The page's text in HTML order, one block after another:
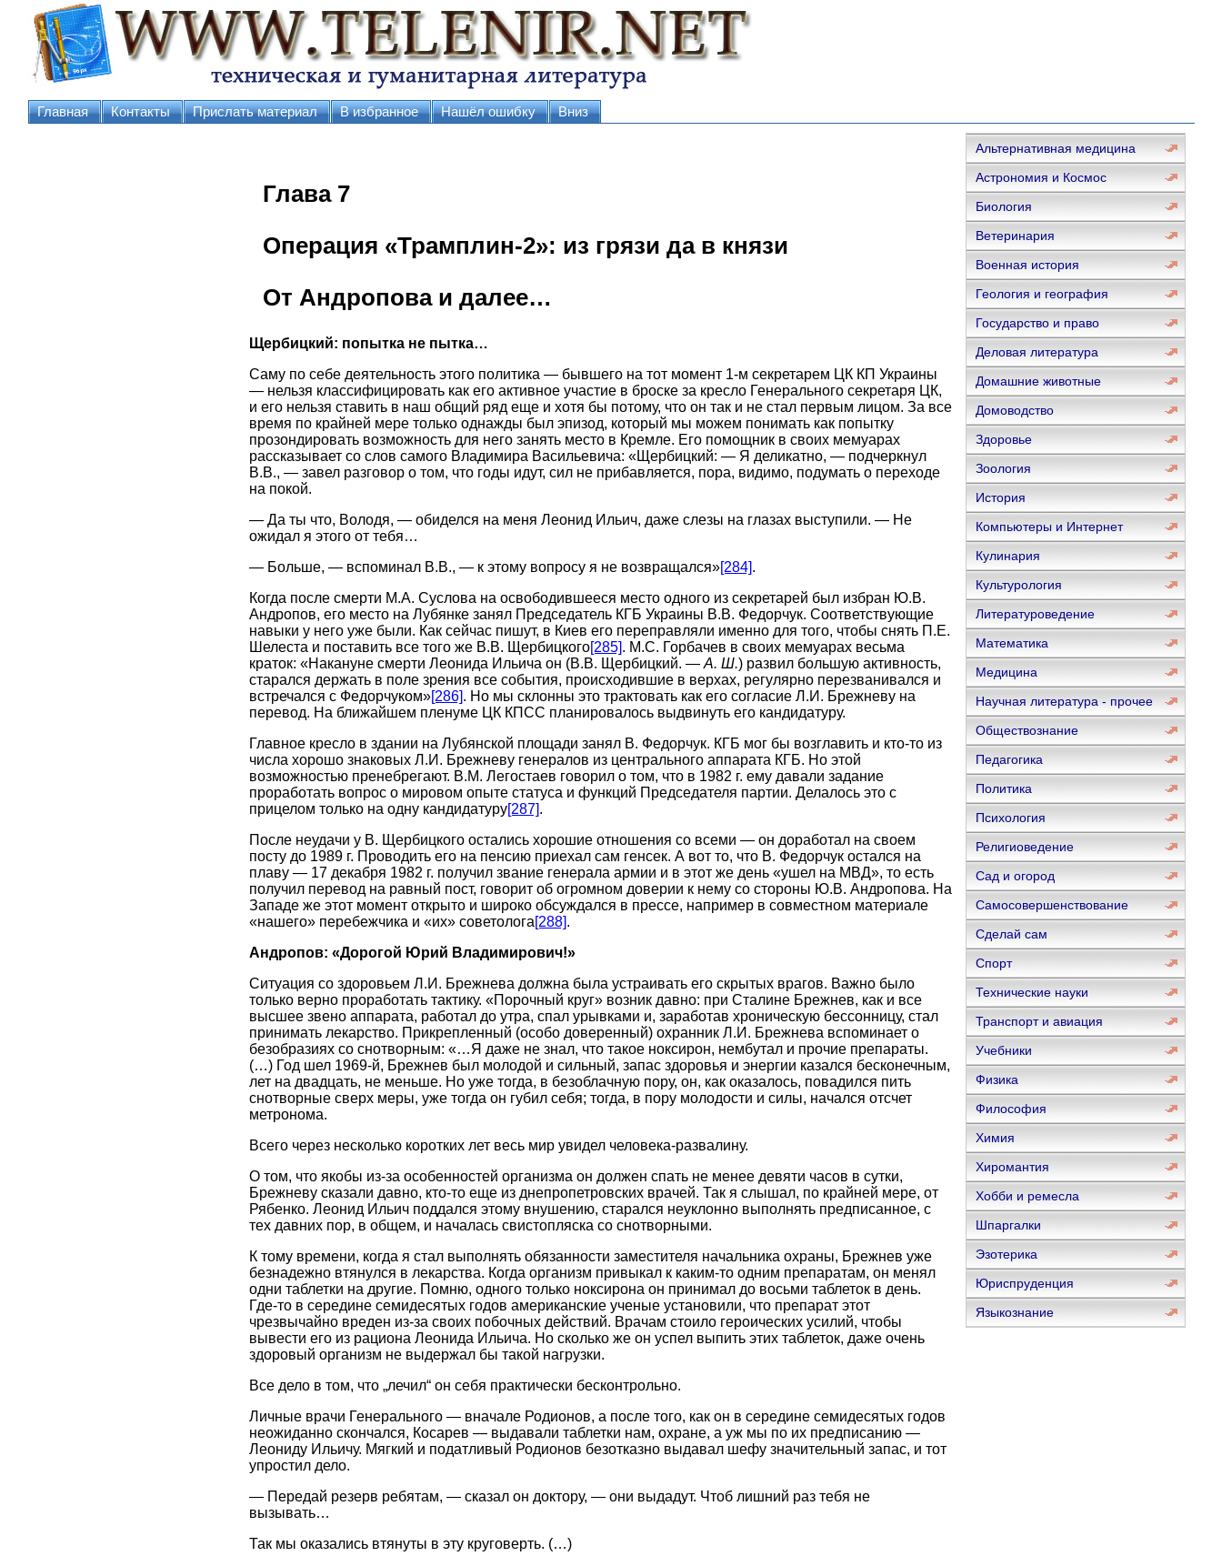
Главная Контакты Прислать материал В избранное Нашёл ошибку Вниз
Глава 7
Операция «Трамплин-2»: из грязи да в князи
От Андропова и далее…
Щербицкий: попытка не пытка…
Саму по себе деятельность этого политика — бывшего на тот момент 1-м секретарем ЦК КП Украины
— нельзя классифицировать как его активное участие в броске за кресло Генерального секретаря ЦК,
и его нельзя ставить в наш общий ряд еще и хотя бы потому, что он так и не стал первым лицом. За все
время по крайней мере только однажды был эпизод, который мы можем понимать как попытку
прозондировать возможность для него занять место в Кремле. Его помощник в своих мемуарах
рассказывает со слов самого Владимира Васильевича: «Щербицкий: — Я деликатно, — подчеркнул
В.В., — завел разговор о том, что годы идут, сил не прибавляется, пора, видимо, подумать о переходе
на покой.
— Да ты что, Володя, — обиделся на меня Леонид Ильич, даже слезы на глазах выступили. — Не
ожидал я этого от тебя…
— Больше, — вспоминал В.В., — к этому вопросу я не возвращался»[284].
Когда после смерти М.А. Суслова на освободившееся место одного из секретарей был избран Ю.В.
Андропов, его место на Лубянке занял Председатель КГБ Украины В.В. Федорчук. Соответствующие
навыки у него уже были. Как сейчас пишут, в Киев его переправляли именно для того, чтобы снять П.Е.
Шелеста и поставить все того же В.В. Щербицкого[285]. М.С. Горбачев в своих мемуарах весьма
краток: «Накануне смерти Леонида Ильича он (В.В. Щербицкий. — А. Ш.) развил большую активность,
старался держать в поле зрения все события, происходившие в верхах, регулярно перезванивался и
встречался с Федорчуком»[286]. Но мы склонны это трактовать как его согласие Л.И. Брежневу на
перевод. На ближайшем пленуме ЦК КПСС планировалось выдвинуть его кандидатуру.
Главное кресло в здании на Лубянской площади занял В. Федорчук. КГБ мог бы возглавить и кто-то из
числа хорошо знаковых Л.И. Брежневу генералов из центрального аппарата КГБ. Но этой
возможностью пренебрегают. В.М. Легостаев говорил о том, что в 1982 г. ему давали задание
проработать вопрос о мировом опыте статуса и функций Председателя партии. Делалось это с
прицелом только на одну кандидатуру[287].
После неудачи у В. Щербицкого остались хорошие отношения со всеми — он доработал на своем
посту до 1989 г. Проводить его на пенсию приехал сам генсек. А вот то, что В. Федорчук остался на
плаву — 17 декабря 1982 г. получил звание генерала армии и в этот же день «ушел на МВД», то есть
получил перевод на равный пост, говорит об огромном доверии к нему со стороны Ю.В. Андропова. На
Западе же этот момент открыто и широко обсуждался в прессе, например в совместном материале
«нашего» перебежчика и «их» советолога[288].
Андропов: «Дорогой Юрий Владимирович!»
Ситуация со здоровьем Л.И. Брежнева должна была устраивать его скрытых врагов. Важно было
только верно проработать тактику. «Порочный круг» возник давно: при Сталине Брежнев, как и все
высшее звено аппарата, работал до утра, спал урывками и, заработав хроническую бессонницу, стал
принимать лекарство. Прикрепленный (особо доверенный) охранник Л.И. Брежнева вспоминает о
безобразиях со снотворным: «…Я даже не знал, что такое ноксирон, нембутал и прочие препараты.
(…) Год шел 1969-й, Брежнев был молодой и сильный, запас здоровья и энергии казался бесконечным,
лет на двадцать, не меньше. Но уже тогда, в безоблачную пору, он, как оказалось, повадился пить
снотворные сверх меры, уже тогда он губил себя; тогда, в пору молодости и силы, начался отсчет
метронома.
Всего через несколько коротких лет весь мир увидел человека-развалину.
О том, что якобы из-за особенностей организма он должен спать не менее девяти часов в сутки,
Брежневу сказали давно, кто-то еще из днепропетровских врачей. Так я слышал, по крайней мере, от
Рябенко. Леонид Ильич поддался этому внушению, старался неуклонно выполнять предписанное, с
тех давних пор, в общем, и началась свистопляска со снотворными.
К тому времени, когда я стал выполнять обязанности заместителя начальника охраны, Брежнев уже
безнадежно втянулся в лекарства. Когда организм привыкал к каким-то одним препаратам, он менял
одни таблетки на другие. Помню, одного только ноксирона он принимал до восьми таблеток в день.
Где-то в середине семидесятых годов американские ученые установили, что препарат этот
чрезвычайно вреден из-за своих побочных действий. Врачам стоило героических усилий, чтобы
вывести его из рациона Леонида Ильича. Но сколько же он успел выпить этих таблеток, даже очень
здоровый организм не выдержал бы такой нагрузки.
Все дело в том, что „лечил“ он себя практически бесконтрольно.
Личные врачи Генерального — вначале Родионов, а после того, как он в середине семидесятых годов
неожиданно скончался, Косарев — выдавали таблетки нам, охране, а уж мы по их предписанию —
Леониду Ильичу. Мягкий и податливый Родионов безотказно выдавал шефу значительный запас, и тот
упростил дело.
— Передай резерв ребятам, — сказал он доктору, — они выдадут. Чтоб лишний раз тебя не
вызывать…
Так мы оказались втянуты в эту круговерть. (…)
Альтернативная медицина
Астрономия и Космос
Биология
Ветеринария
Военная история
Геология и география
Государство и право
Деловая литература
Домашние животные
Домоводство
Здоровье
Зоология
История
Компьютеры и Интернет
Кулинария
Культурология
Литературоведение
Математика
Медицина
Научная литература - прочее
Обществознание
Педагогика
Политика
Психология
Религиоведение
Сад и огород
Самосовершенствование
Сделай сам
Спорт
Технические науки
Транспорт и авиация
Учебники
Физика
Философия
Химия
Хиромантия
Хобби и ремесла
Шпаргалки
Эзотерика
Юриспруденция
Языкознание